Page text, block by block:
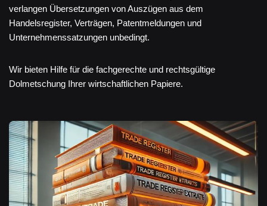
verlangen Übersetzungen von Auszügen aus dem
Handelsregister, Verträgen, Patentmeldungen und
Unternehmenssatzungen unbedingt.
Wir bieten Hilfe für die fachgerechte und rechtsgültige
Dolmetschung Ihrer wirtschaftlichen Papiere.